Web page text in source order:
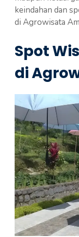
keindahan dan
di Agrowisata
Spot
di